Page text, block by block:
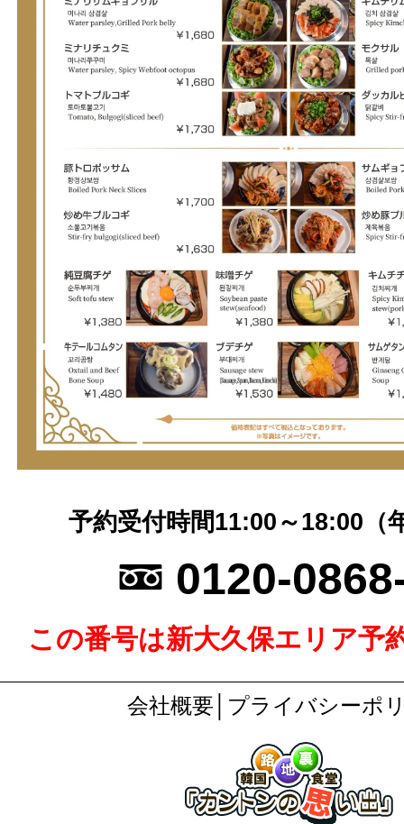
予約受付時間11:00～18:00（
: 0120-
この番号は新大久保エリア予
会社概要 プライバシーポ